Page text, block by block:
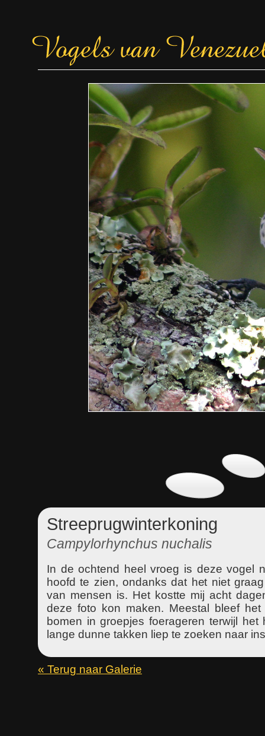
Streeprugwinterkoning
Campylorhynchus nuchalis
In de ochtend heel vroeg is deze vogel
hoofd te zien, ondanks dat het niet
van mensen is. Het kostte mij acht
deze foto kon maken. Meestal bleef
bomen in groepjes foerageren terwijl het
lange dunne takken liep te zoeken naar
« Terug naar Galerie